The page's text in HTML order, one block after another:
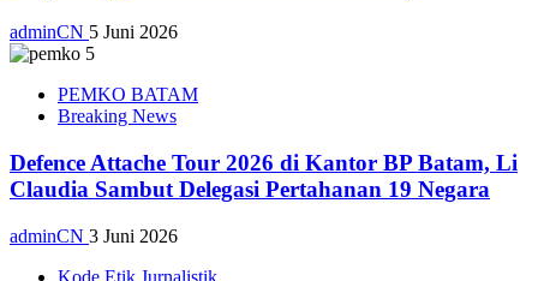
adminCN 5 Juni 2026
PEMKO BATAM
Breaking News
Defence Attache Tour 2026 di Kantor BP Batam, Li
Claudia Sambut Delegasi Pertahanan 19 Negara
adminCN 3 Juni 2026
Kode Etik Jurnalistik